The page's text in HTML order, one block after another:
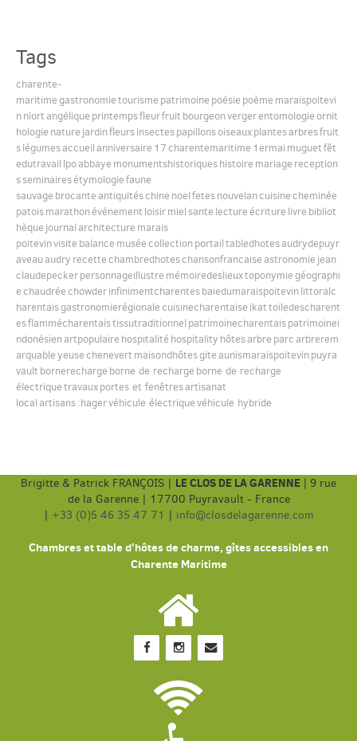
Español
Tags
charente-
maritime gastronomietourisme patrimoine poésie poème maraispoitevi
nniort angélique printempsfleurfruit bourgeonvergerentomologie ornit
hologie nature jardinfleursinsectespapillonsoiseauxplantesarbresfruit
slégumesaccueil anniversaire 17 charentemaritime 1ermai muguetfêt
edutravail lpoabbaye monumentshistoriqueshistoire mariage reception
sseminairesétymologiefaune
sauvage brocante antiquitéschine noelfetesnouvelancuisine cheminée
patoismarathonévénement loisirmiel sante lecture écriture livre bibliot
hèque journal architecture marais
poitevinvisite balance musée collectionportailtabledhotesaudrydepuyr
aveauaudry recette chambredhoteschansonfrancaise astronomie jean
claudepeckerpersonnageillustre mémoiredeslieuxtoponymie géographi
e chaudrée chowderinfinimentcharentesbaiedumaraispoitevinlittoralc
harentaisgastronomierégionale cuisinecharentaise ikattoiledescharent
esflammécharentaistissutraditionnel patrimoinecharentaispatrimoinei
ndonésienartpopulaire hospitalité hospitality hôtesarbre parc arbrerem
arquableyeuse chenevert maisondhôtesgite aunismaraispoitevinpuyra
vault bornerecharge borne de recharge borne de recharge
électriquetravauxportes et fenêtresartisanat
local artisans:hagervéhicule électriquevéhicule hybride
Brigitte & Patrick FRANÇOIS | LE CLOS DE LA GARENNE | 9 rue
de la Garenne | 17700 Puyravault - France
| +33 (0)5 46 35 47 71 | info@closdelagarenne.com
Chambres et table d'hôtes de charme, gîtes accessibles en
Charente Maritime